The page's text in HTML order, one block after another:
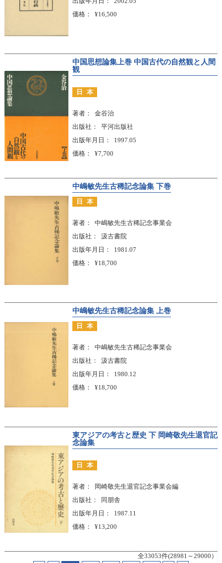
価格
¥16,500
中国思想論集上巻 中国古代の自然観と人間
観
日本
著者
金谷治
出版社
平河出版社
出版年月日
1997.05
価格
¥7,700
中嶋敏先生古稀記念論集 下巻
日本
著者
中嶋敏先生古稀記念事業会
出版社
汲古書院
出版年月日
1981.07
価格
¥18,700
中嶋敏先生古稀記念論集 上巻
日本
著者
中嶋敏先生古稀記念事業会
出版社
汲古書院
出版年月日
1980.12
価格
¥18,700
東アジアの考古と歴史 下 岡崎敬先生退官記
念論集
日本
著者
岡崎敬先生退官記念事業会編
出版社
同朋舎
出版年月日
1987.11
価格
¥13,200
全33053件(28981～29000）